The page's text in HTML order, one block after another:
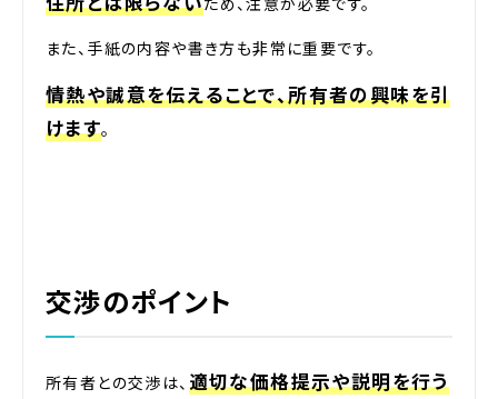
また、手紙の内容や書き方も非常に重要です。
情熱や誠意を伝えることで、所有者の興味を引
けます。
交渉のポイント
所有者との交渉は、 適切な価格提示や説明を行う